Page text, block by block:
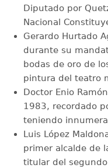
Diputado por
Nacional
Gerardo Hurtado
durante su
bodas de oro de
pintura del teatro
Doctor Enio
1983, recordado
teniendo
Luis López
primer alcalde de
titular del